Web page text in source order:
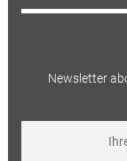
Newsletter